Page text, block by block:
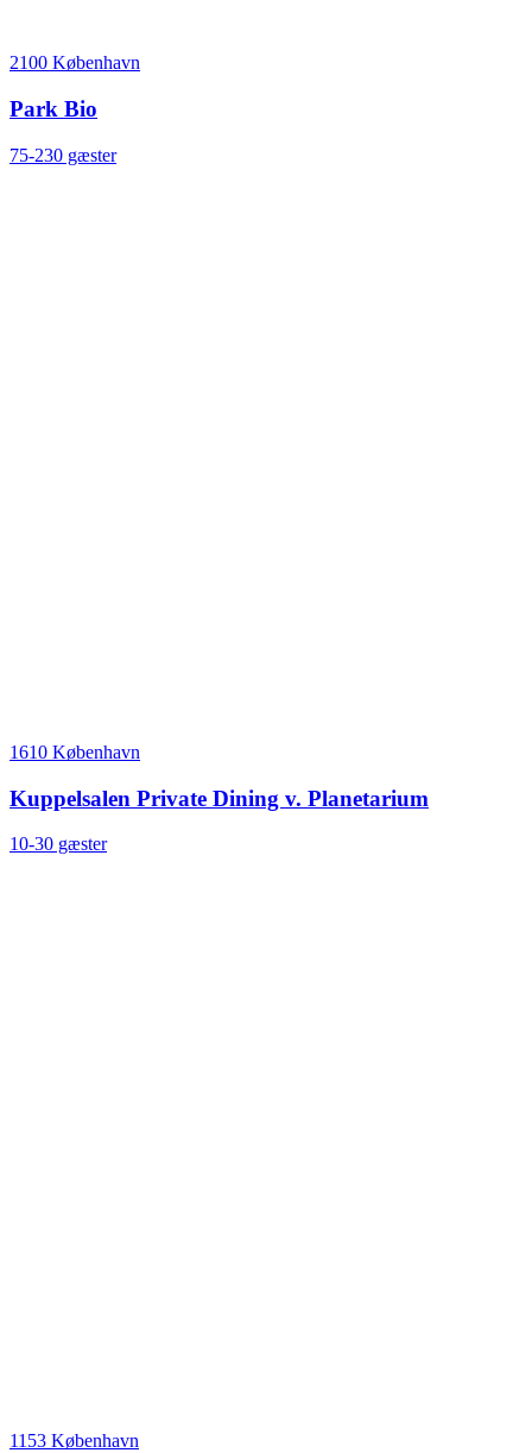
2100 København
Park Bio
75-230 gæster
1610 København
Kuppelsalen Private Dining v. Planetarium
10-30 gæster
1153 København